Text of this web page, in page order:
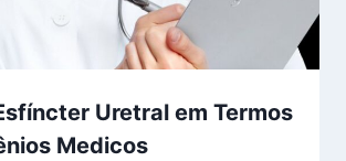
Uretral em Termos
Medicos